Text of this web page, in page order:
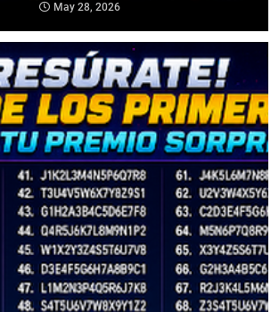
May 28, 2026